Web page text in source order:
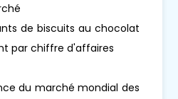
de biscuits au chocolat
par chiffre d'affaires
du marché mondial des